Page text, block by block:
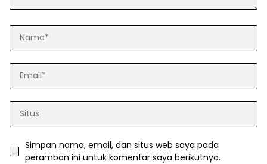
Simpan nama, email, dan situs web saya pada
peramban ini untuk komentar saya berikutnya.